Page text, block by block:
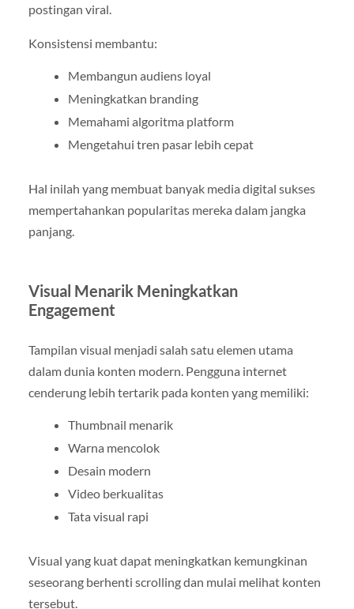
postingan viral.
Konsistensi membantu:
Membangun audiens loyal
Meningkatkan branding
Memahami algoritma platform
Mengetahui tren pasar lebih cepat
Hal inilah yang membuat banyak media digital sukses
mempertahankan popularitas mereka dalam jangka
panjang.
Visual Menarik Meningkatkan
Engagement
Tampilan visual menjadi salah satu elemen utama
dalam dunia konten modern. Pengguna internet
cenderung lebih tertarik pada konten yang memiliki:
Thumbnail menarik
Warna mencolok
Desain modern
Video berkualitas
Tata visual rapi
Visual yang kuat dapat meningkatkan kemungkinan
seseorang berhenti scrolling dan mulai melihat konten
tersebut.